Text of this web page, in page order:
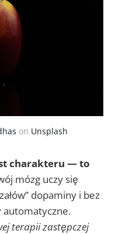
on Unsplash
charakteru — to
mózg uczy się
dopaminy i bez
automatyczne.
terapii zastępczej